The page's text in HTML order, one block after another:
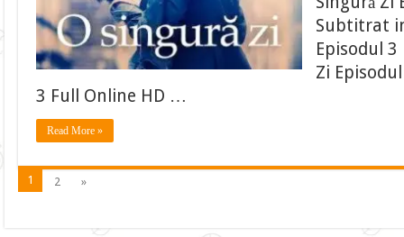
Subtitrat
Episodul 3
Zi
3 Full Online HD …
Read More »
1 2 »